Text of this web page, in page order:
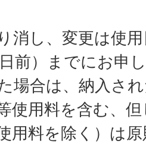
消し、変更は使
前）までにお申
場合は、納入さ
使用料を含む、
用料を除く）は